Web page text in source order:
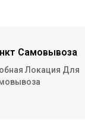
Самовывоза
Локация Для